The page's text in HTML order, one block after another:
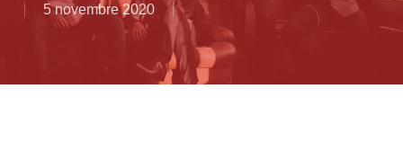
5 novembre 2020